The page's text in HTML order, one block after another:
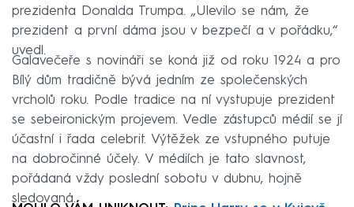
prezidenta Donalda Trumpa. „Ulevilo se nám, že
prezident a první dáma jsou v bezpečí a v pořádku,“
uvedl.
Galavečeře s novináři se koná již od roku 1924 a pro
Bílý dům tradičně bývá jedním ze společenských
vrcholů roku. Podle tradice na ní vystupuje prezident
se sebeironickým projevem. Vedle zástupců médií se jí
účastní i řada celebrit. Výtěžek ze vstupného putuje
na dobročinné účely. V médiích je tato slavnost,
pořádaná vždy poslední sobotu v dubnu, hojně
sledovaná.